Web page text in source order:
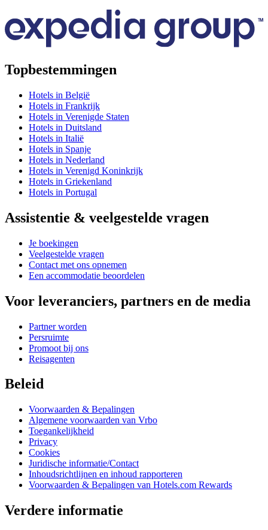
Topbestemmingen
Hotels in België
Hotels in Frankrijk
Hotels in Verenigde Staten
Hotels in Duitsland
Hotels in Italië
Hotels in Spanje
Hotels in Nederland
Hotels in Verenigd Koninkrijk
Hotels in Griekenland
Hotels in Portugal
Assistentie & veelgestelde vragen
Je boekingen
Veelgestelde vragen
Contact met ons opnemen
Een accommodatie beoordelen
Voor leveranciers, partners en de media
Partner worden
Persruimte
Promoot bij ons
Reisagenten
Beleid
Voorwaarden & Bepalingen
Algemene voorwaarden van Vrbo
Toegankelijkheid
Privacy
Cookies
Juridische informatie/Contact
Inhoudsrichtlijnen en inhoud rapporteren
Voorwaarden & Bepalingen van Hotels.com Rewards
Verdere informatie